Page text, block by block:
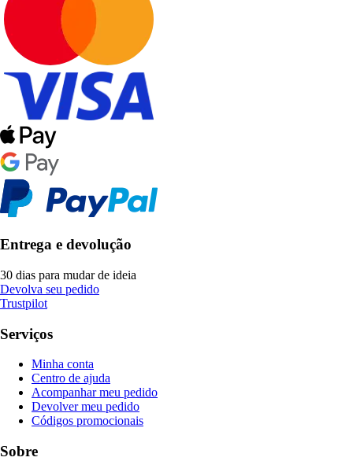
Entrega e devolução
30 dias para mudar de ideia
Devolva seu pedido
Trustpilot
Serviços
Minha conta
Centro de ajuda
Acompanhar meu pedido
Devolver meu pedido
Códigos promocionais
Sobre